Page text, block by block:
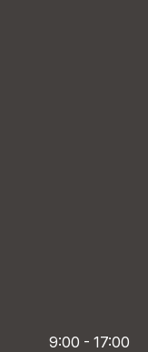
9:00 - 17:00